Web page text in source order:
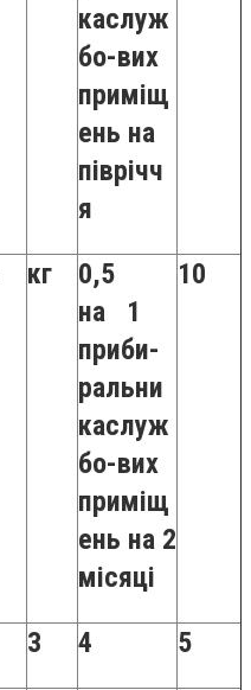
каслуж
бо-вих
приміщ
ень на
піврічч
я
кг
0,5
на 1
приби-
ральни
каслуж
бо-вих
приміщ
ень на 2
місяці
10
3 4
5